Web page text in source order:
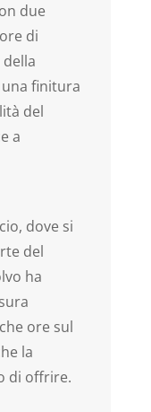
due
di
finitura
del
a
dove si
del
ha
ore sul
la
di offrire.